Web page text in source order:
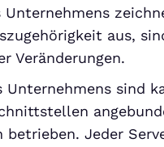
Unternehmens
aus,
Veränderungen.
Unternehmens sind
betrieben. Jeder